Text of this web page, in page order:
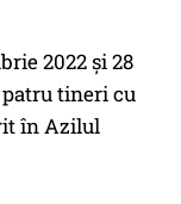
2022 și 28
patru tineri cu
în Azilul